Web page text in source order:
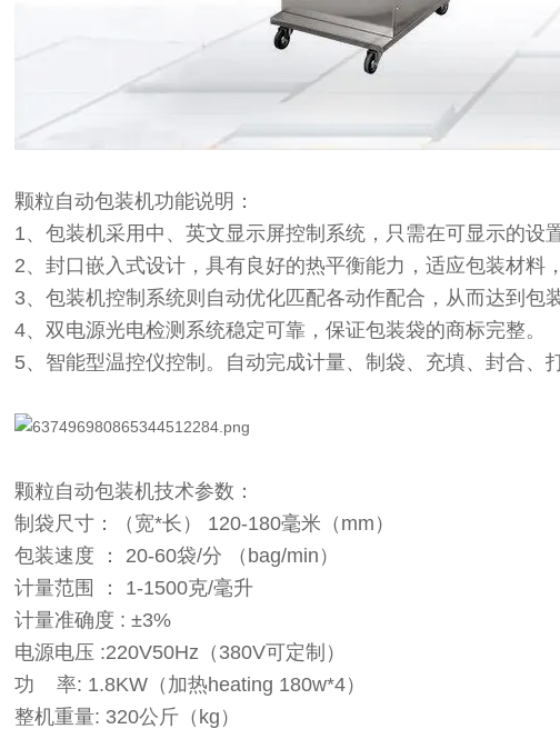
颗粒自动包装机功能说明：
1、包装机采用中、英文显示屏控制系统，只需在可显示的设
2、封口嵌入式设计，具有良好的热平衡能力，适应包装材料
3、包装机控制系统则自动优化匹配各动作配合，从而达到包
4、双电源光电检测系统稳定可靠，保证包装袋的商标完整。
5、智能型温控仪控制。自动完成计量、制袋、充填、封合、
颗粒自动包装机技术参数：
制袋尺寸：（宽*长） 120-180毫米（mm）
包装速度 ： 20-60袋/分 （bag/min）
计量范围 ： 1-1500克/毫升
计量准确度 : ±3%
电源电压 :220V50Hz（380V可定制）
功 率: 1.8KW（加热heating 180w*4）
整机重量: 320公斤（kg）